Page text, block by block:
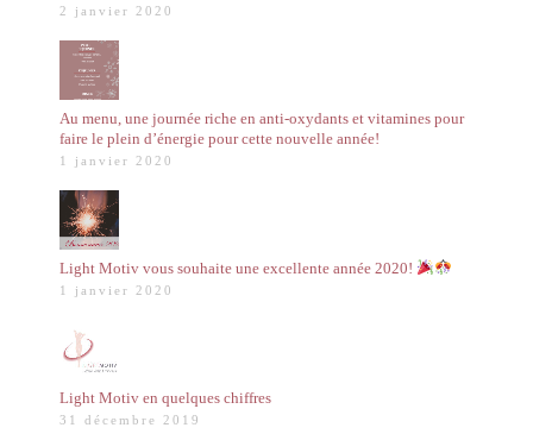
2 janvier 2020
Au menu, une journée riche en anti-oxydants et vitamines pour
faire le plein d’énergie pour cette nouvelle année!
1 janvier 2020
Light Motiv vous souhaite une excellente année 2020!
1 janvier 2020
Light Motiv en quelques chiffres
31 décembre 2019